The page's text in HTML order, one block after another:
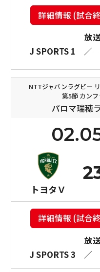
詳細情報 (試合
放
J SPORTS 1
／
NTTジャパンラグビー
第5節 カン
パロマ瑞穂
トヨタＶ
詳細情報 (試合
放
J SPORTS 3
／